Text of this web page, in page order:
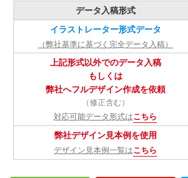
データ入稿形式
イラストレーター形式データ
（弊社基準に基づく完全データ入稿）
上記形式以外でのデータ入稿
もしくは
弊社へフルデザイン作成を依頼
（修正含む）
対応可能データ形式はこちら
弊社デザイン見本例を使用
デザイン見本例一覧はこちら